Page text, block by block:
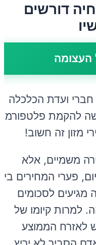
דורשים
העצומה
ועדת הכלכלה
להקמת
מזון זה חשוב!
משמיים, אלא
פערי המחירים בין
מגיעים לסכומים
למרות קיומו של
לאזרח הממוצע